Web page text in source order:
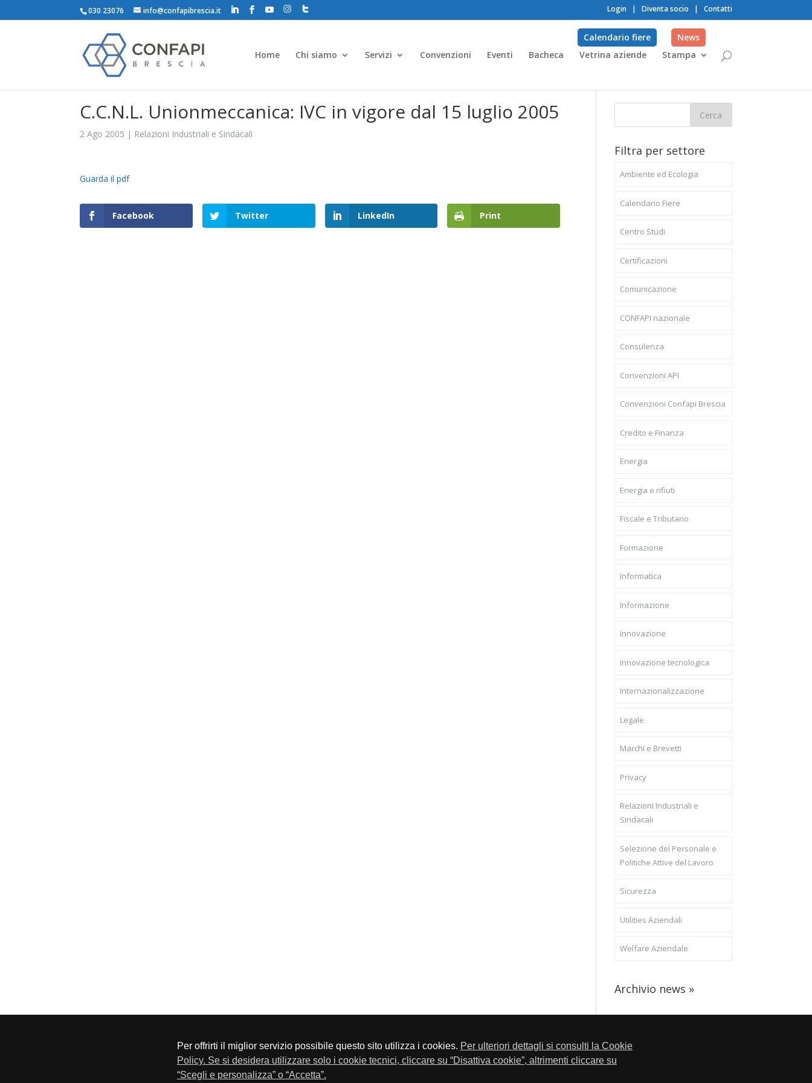
Per offrirti il miglior servizio possibile questo sito utilizza i cookies. Per ulteriori dettagli si consulti la Cookie
Policy. Se si desidera utilizzare solo i cookie tecnici, cliccare su “Disattiva cookie”, altrimenti cliccare su
“Scegli e personalizza” o “Accetta”.
030 23076 info@confapibrescia.it Login | Diventa socio | Contatti
Home Chi siamo Servizi Convenzioni Eventi Bacheca Vetrina aziende Stampa
Calendario fiere News
C.C.N.L. Unionmeccanica: IVC in vigore dal 15 luglio 2005
2 Ago 2005 | Relazioni Industriali e Sindacali
Guarda il pdf
Facebook Twitter LinkedIn Print
Filtra per settore
Ambiente ed Ecologia
Calendario Fiere
Centro Studi
Certificazioni
Comunicazione
CONFAPI nazionale
Consulenza
Convenzioni API
Convenzioni Confapi Brescia
Credito e Finanza
Energia
Energia e rifiuti
Fiscale e Tributario
Formazione
Informatica
Informazione
Innovazione
Innovazione tecnologica
Internazionalizzazione
Legale
Marchi e Brevetti
Privacy
Relazioni Industriali e
Sindacali
Selezione del Personale e
Politiche Attive del Lavoro
Sicurezza
Utilities Aziendali
Welfare Aziendale
Archivio news »
Via F.Lippi, 30 25134 Brescia P.Iva 01548020179 - Telefono 030-23076 - Fax 030-2304108